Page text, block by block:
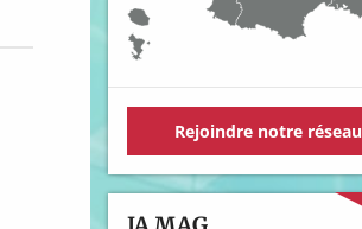
Rejoindre notre réseau